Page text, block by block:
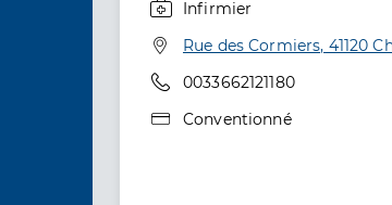
Infirmier
Adresse
Rue des Cormiers, 41120
Téléphone
0033662121180
Type de convention
Conventionné